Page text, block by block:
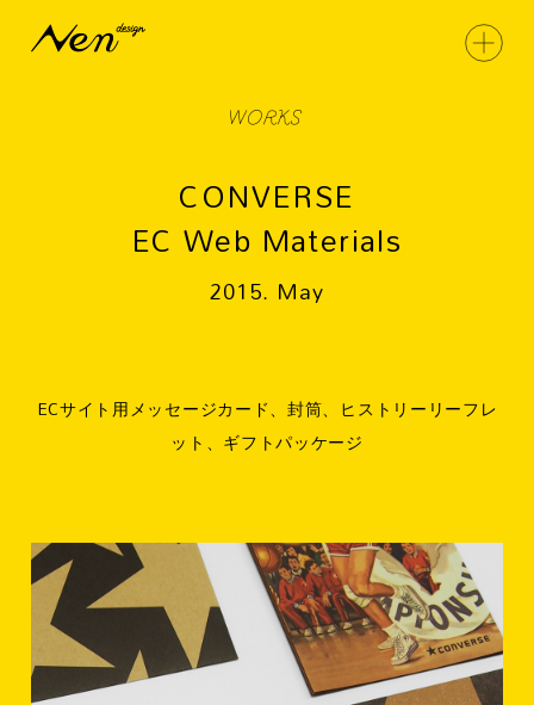
WORKS
CONVERSE
EC Web Materials
2015. May
ECサイト用メッセージカード、封筒、ヒストリーリーフレ
ット、ギフトパッケージ